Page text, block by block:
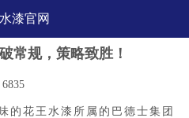
漆官网
常规，策略致胜！
6835
的花王水漆所属的巴德士集团